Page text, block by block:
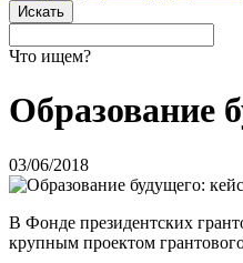
Что ищем?
Образование
03/06/2018
В Фонде президентских
крупным проектом